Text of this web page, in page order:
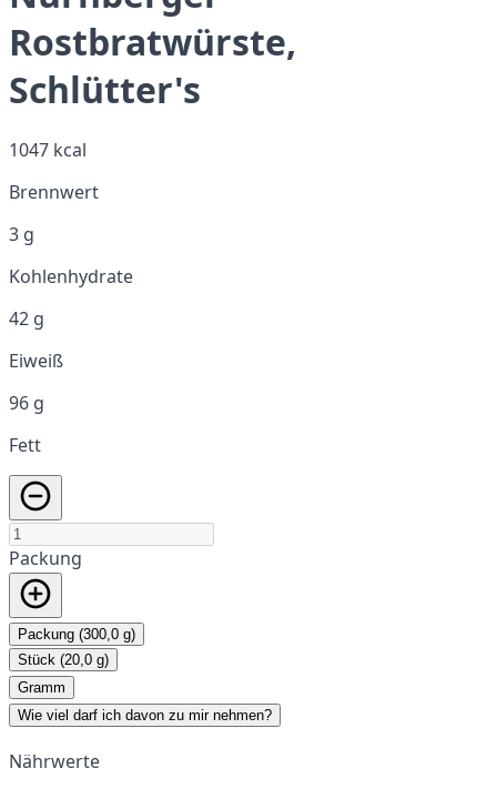
Rostbratwürste,
Schlütter's
1047 kcal
Brennwert
3 g
Kohlenhydrate
42 g
Eiweiß
96 g
Fett
Packung
Packung (300,0 g)
Stück (20,0 g)
Gramm
Wie viel darf ich davon zu mir nehmen?
Nährwerte